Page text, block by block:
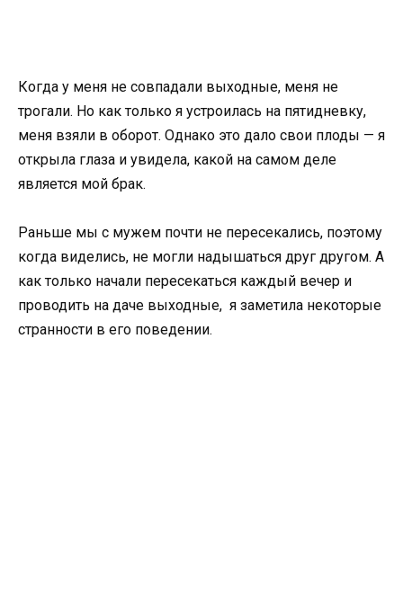
Когда у меня не совпадали выходные, меня не
трогали. Но как только я устроилась на пятидневку,
меня взяли в оборот. Однако это дало свои плоды — я
открыла глаза и увидела, какой на самом деле
является мой брак.
Раньше мы с мужем почти не пересекались, поэтому
когда виделись, не могли надышаться друг другом. А
как только начали пересекаться каждый вечер и
проводить на даче выходные, я заметила некоторые
странности в его поведении.